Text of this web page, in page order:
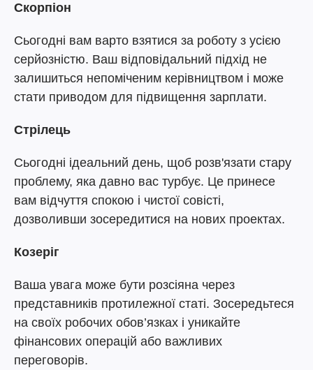
Скорпіон
Сьогодні вам варто взятися за роботу з усією
серйозністю. Ваш відповідальний підхід не
залишиться непоміченим керівництвом і може
стати приводом для підвищення зарплати.
Стрілець
Сьогодні ідеальний день, щоб розв'язати стару
проблему, яка давно вас турбує. Це принесе
вам відчуття спокою і чистої совісті,
дозволивши зосередитися на нових проектах.
Козеріг
Ваша увага може бути розсіяна через
представників протилежної статі. Зосередьтеся
на своїх робочих обов’язках і уникайте
фінансових операцій або важливих
переговорів.